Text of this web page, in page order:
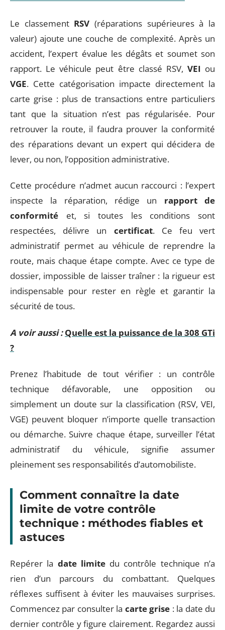
Le classement RSV (réparations supérieures à la
valeur) ajoute une couche de complexité. Après un
accident, l’expert évalue les dégâts et soumet son
rapport. Le véhicule peut être classé RSV, VEI ou
VGE. Cette catégorisation impacte directement la
carte grise : plus de transactions entre particuliers
tant que la situation n’est pas régularisée. Pour
retrouver la route, il faudra prouver la conformité
des réparations devant un expert qui décidera de
lever, ou non, l’opposition administrative.
Cette procédure n’admet aucun raccourci : l’expert
inspecte la réparation, rédige un rapport de
conformité et, si toutes les conditions sont
respectées, délivre un certificat. Ce feu vert
administratif permet au véhicule de reprendre la
route, mais chaque étape compte. Avec ce type de
dossier, impossible de laisser traîner : la rigueur est
indispensable pour rester en règle et garantir la
sécurité de tous.
A voir aussi : Quelle est la puissance de la 308 GTi
?
Prenez l’habitude de tout vérifier : un contrôle
technique défavorable, une opposition ou
simplement un doute sur la classification (RSV, VEI,
VGE) peuvent bloquer n’importe quelle transaction
ou démarche. Suivre chaque étape, surveiller l’état
administratif du véhicule, signifie assumer
pleinement ses responsabilités d’automobiliste.
Comment connaître la date
limite de votre contrôle
technique : méthodes fiables et
astuces
Repérer la date limitedu contrôle technique n’a
rien d’un parcours du combattant. Quelques
réflexes suffisent à éviter les mauvaises surprises.
Commencez par consulter la carte grise : la date du
dernier contrôle y figure clairement. Regardez aussi